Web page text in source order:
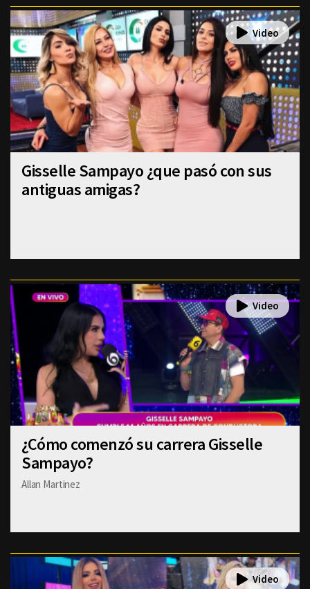
Gisselle Sampayo ¿que pasó con sus
antiguas amigas?
¿Cómo comenzó su carrera Gisselle
Sampayo?
Allan Martinez